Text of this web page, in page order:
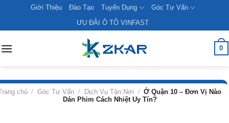
content
Giới Thiệu Đào Tạo Tuyển Dụng
Góc Tư Vấn
ƯU ĐÃI Ô TÔ VINFAST
0
chủ / Góc Tư Vấn / Dịch Vụ Tận Nơi / Ở Quận 10 – Đơn Vị Nào
Dán Phim Cách Nhiệt Uy Tín?